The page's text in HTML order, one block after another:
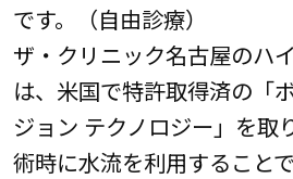
です。（自由診療）
ザ・クリニック名古屋のハ
は、米国で特許取得済の「
ジョン テクノロジー」を取
術時に水流を利用すること